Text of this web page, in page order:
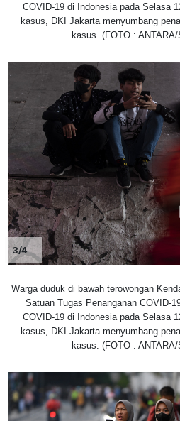
COVID-19 di Indonesia pada Selasa
kasus, DKI Jakarta menyumbang
kasus. (FOTO :
3/4
Warga duduk di bawah terowongan
Satuan Tugas Penanganan COVID-
COVID-19 di Indonesia pada Selasa
kasus, DKI Jakarta menyumbang
kasus. (FOTO :